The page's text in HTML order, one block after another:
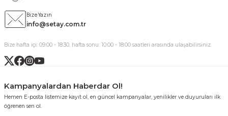
Bize Yazın
info@setay.com.tr
Bize hafta içi: 09:00 - 18:30, hafta sonu: 10:00 - 18:00 saatleri arasında ulaşabilirsiniz.
Kampanyalardan Haberdar Ol!
Hemen E-posta listemize kayıt ol, en güncel kampanyalar, yenilikler ve duyuruları ilk
öğrenen sen ol.